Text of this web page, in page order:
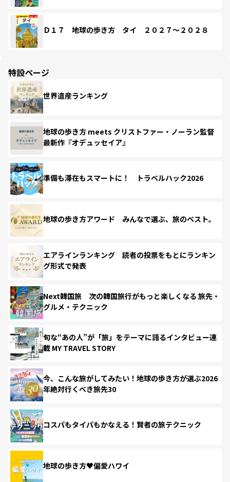
Ｄ１７ 地球の歩き方 タイ ２０２７～２０２８
特設ページ
世界遺産ランキング
地球の歩き方 meets クリストファー・ノーラン監督
最新作『オデュッセイア』
準備も滞在もスマートに！ トラベルハック2026
地球の歩き方アワード みんなで選ぶ、旅のベスト。
エアラインランキング 読者の投票をもとにランキン
グ形式で発表
Next韓国旅 次の韓国旅行がもっと楽しくなる 旅先・
グルメ・テクニック
旬な“あの人”が「旅」をテーマに語るインタビュー連
載 MY TRAVEL STORY
今、こんな旅がしてみたい！地球の歩き方が選ぶ2026
年絶対行くべき旅先30
コスパもタイパもかなえる！賢者の旅テクニック
地球の歩き方♥偏愛ハワイ